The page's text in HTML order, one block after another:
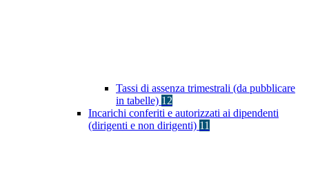
Tassi di assenza trimestrali (da pubblicare
in tabelle) 12
Incarichi conferiti e autorizzati ai dipendenti
(dirigenti e non dirigenti) 11